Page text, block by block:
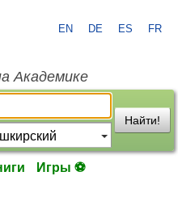
EN DE ES FR
Академике
Найти!
Игры ⚽